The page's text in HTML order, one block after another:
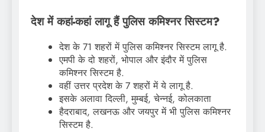
देश में कहां-कहां लागू हैं पुलिस कमिश्नर सिस्टम?
देश के 71 शहरों में पुलिस कमिश्नर सिस्टम लागू है.
एमपी के दो शहरों, भोपाल और इंदौर में पुलिस
कमिश्नर सिस्टम है.
वहीं उत्तर प्रदेश के 7 शहरों में ये लागू है.
इसके अलावा दिल्ली, मुम्बई, चेन्नई, कोलकाता
हैदराबाद, लखनऊ और जयपुर में भी पुलिस कमिश्नर
सिस्टम है.